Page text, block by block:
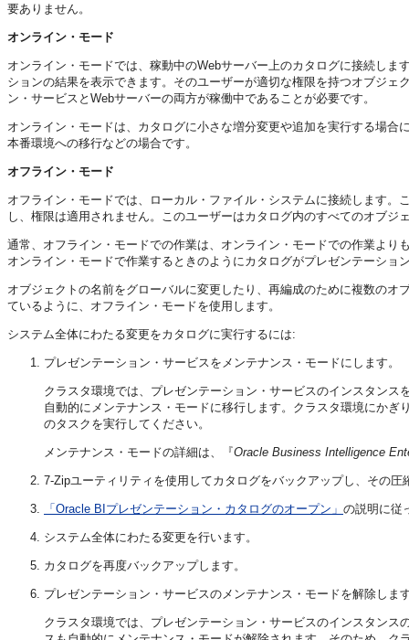
要ありません。
オンライン・モード
オンライン・モードでは、稼動中のWebサーバー上のカタログに接続し
ションの結果を表示できます。そのユーザーが適切な権限を持つオブジ
ン・サービス とWebサーバーの両方が稼働中であることが必要です。
オンライン・モードは、カタログに小さな増分変更や追加を実行する場
本番環境への移行などの場合です。
オフライン・モード
オフライン・モードでは、ローカル・ファイル・システムに接続します
し、権限は適用されません。このユーザーはカタログ内のすべてのオブジ
通常、オフライン・モードでの作業は、オンライン・モードでの作業よ
オンライン・モードで作業するときのようにカタログがプレゼンテーショ
オブジェクトの名前をグローバルに変更したり、再編成のために複数の
ているように、オフライン・モードを使用します。
システム全体にわたる変更をカタログに実行するには:
プレゼンテーション・サービス をメンテナンス・モードにします。
クラスタ環境では、 プレゼンテーション・サービスのインスタンス
自動的にメンテナンス・モードに移行します。クラスタ環境にかぎ
のタスクを実行してください。
メンテナンス・モードの詳細は、『Oracle Business Intelligence
7-Zipユーティリティを使用してカタログをバックアップし、その圧
「Oracle BIプレゼンテーション・カタログのオープン」 の説明に従
システム全体にわたる変更を行います。
カタログを再度バックアップします。
プレゼンテーション・サービスのメンテナンス・モードを解除しま
クラスタ環境では、 プレゼンテーション・サービスのインスタンス